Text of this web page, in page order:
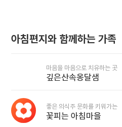
아침편지와 함께하는 가족
마음을 마음으로 치유하는 곳
깊은산속옹달샘
좋은 의식주 문화를 키워가는
꽃피는 아침마을